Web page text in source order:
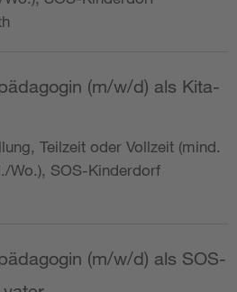
(m/w/d) als Kita-
Teilzeit oder Vollzeit (mind.
Wo.), SOS-Kinderdorf
(m/w/d) als SOS-